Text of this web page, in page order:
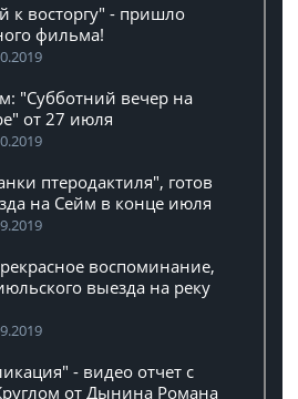
к восторгу" - пришло
фильма!
"Субботний вечер на
от 27 июля
птеродактиля", готов
на Сейм в конце июля
воспоминание,
выезда на реку
- видео отчет с
от Дынина Романа